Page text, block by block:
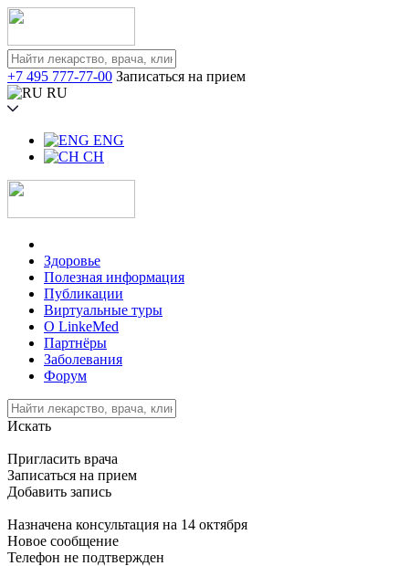
+7 495 777-77-00 Записаться на прием
RU
ENG
CH
Здоровье
Полезная информация
Публикации
Виртуальные туры
О LinkeMed
Партнёры
Заболевания
Форум
Искать
Пригласить врача
Записаться на прием
Добавить запись
Назначена консультация на 14 октября
Новое сообщение
Телефон не подтвержден